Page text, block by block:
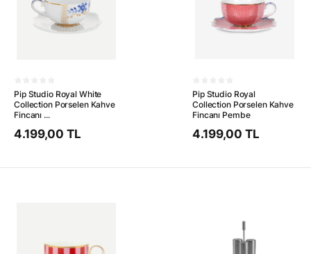
Pip Studio Royal White
Collection Porselen Kahve
Fincanı ...
4.199,00 TL
Pip Studio Royal
Collection Porselen Kahve
Fincanı Pembe
4.199,00 TL